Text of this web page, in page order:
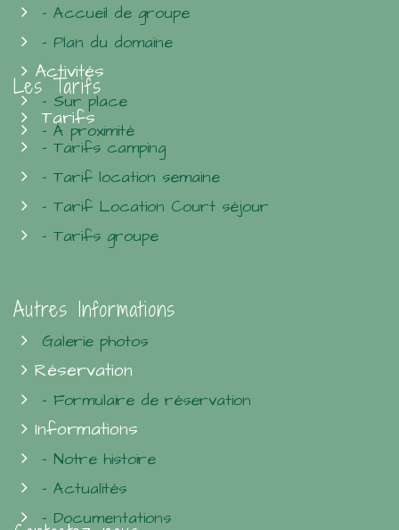
- Accueil de groupe
- Plan du domaine
Activités
- Sur place
- À proximité
Les Tarifs
Tarifs
- Tarifs camping
- Tarif location semaine
- Tarif Location Court séjour
- Tarifs groupe
Autres Informations
Galerie photos
Réservation
- Formulaire de réservation
Informations
- Notre histoire
- Actualités
- Documentations